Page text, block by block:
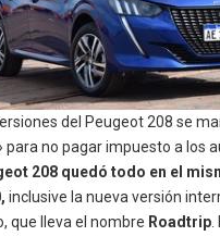
del Peugeot 208 se
para no pagar impuesto a los
208 quedó todo en el
inclusive la nueva versión
que lleva el nombre Roadtrip.